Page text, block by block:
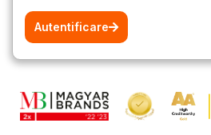
Autentificare